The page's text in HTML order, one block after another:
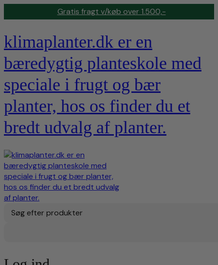
Gratis fragt v/køb over 1.500,-
klimaplanter.dk er en
bæredygtig planteskole med
speciale i frugt og bær
planter, hos os finder du et
bredt udvalg af planter.
Søg efter produkter